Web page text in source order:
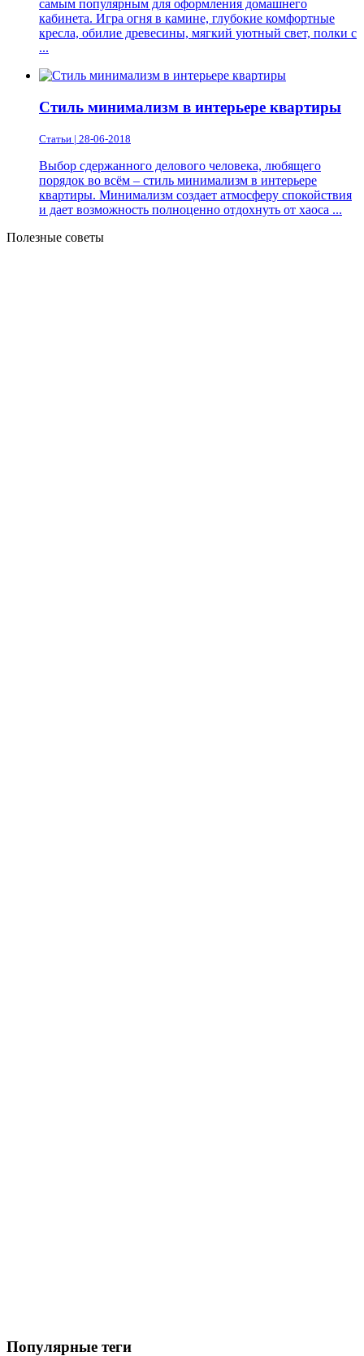
самым популярным для оформления домашнего
кабинета. Игра огня в камине, глубокие комфортные
кресла, обилие древесины, мягкий уютный свет, полки с
...
Стиль минимализм в интерьере квартиры
Статьи | 28-06-2018
Выбор сдержанного делового человека, любящего
порядок во всём – стиль минимализм в интерьере
квартиры. Минимализм создает атмосферу спокойствия
и дает возможность полноценно отдохнуть от хаоса ...
Полезные советы
Популярные теги